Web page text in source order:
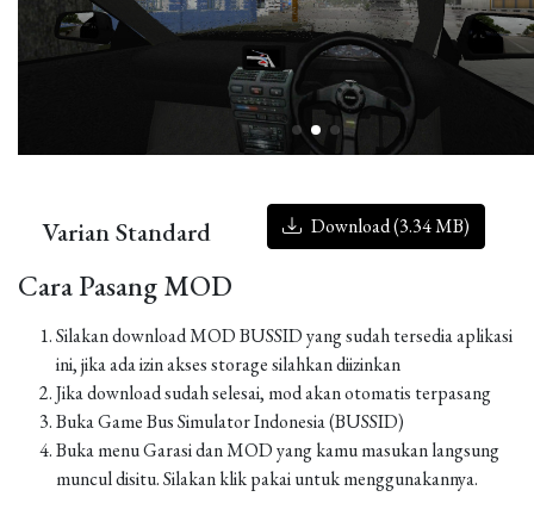
Varian Standard Download (3.34 MB)
Cara Pasang MOD
Silakan download MOD BUSSID yang sudah tersedia aplikasi
ini, jika ada izin akses storage silahkan diizinkan
Jika download sudah selesai, mod akan otomatis terpasang
Buka Game Bus Simulator Indonesia (BUSSID)
Buka menu Garasi dan MOD yang kamu masukan langsung
muncul disitu. Silakan klik pakai untuk menggunakannya.